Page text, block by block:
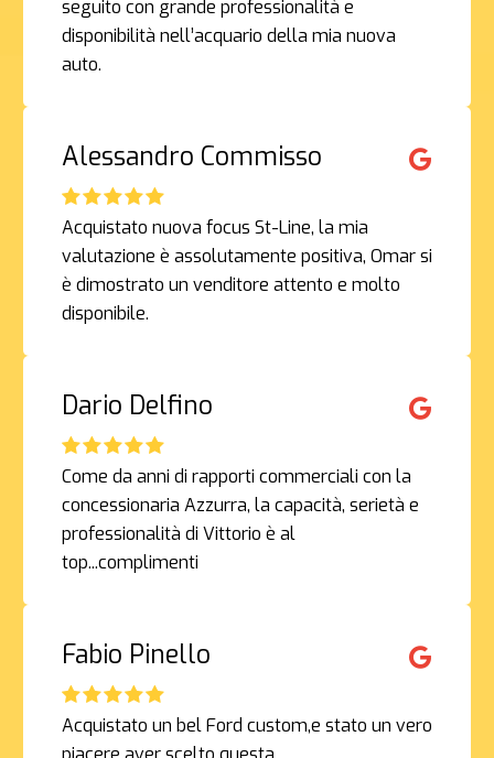
seguito con grande professionalità e
disponibilità nell’acquario della mia nuova
auto.
Alessandro Commisso
Acquistato nuova focus St-Line, la mia
valutazione è assolutamente positiva, Omar si
è dimostrato un venditore attento e molto
disponibile.
Dario Delfino
Come da anni di rapporti commerciali con la
concessionaria Azzurra, la capacità, serietà e
professionalità di Vittorio è al
top...complimenti
Fabio Pinello
Acquistato un bel Ford custom,e stato un vero